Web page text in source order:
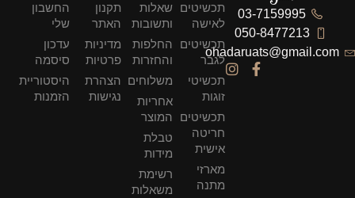
03-7159995
050-8477213
ohadaruats@gmail.com
תכשיטים
לאישה
תכשיטים
לגבר
תכשיטי
זוגות
תכשיטים
חריטה
אישית
מארזי
מתנה
שאלות
ותשובות
החלפות
והחזרות
משלוחים
אחריות
המוצר
טבלת
מידות
רשימת
משאלות
תקנון
האתר
מדיניות
פרטיות
הצהרת
נגישות
החשבון
שלי
עדכון
סיסמה
היסטוריית
הזמנות